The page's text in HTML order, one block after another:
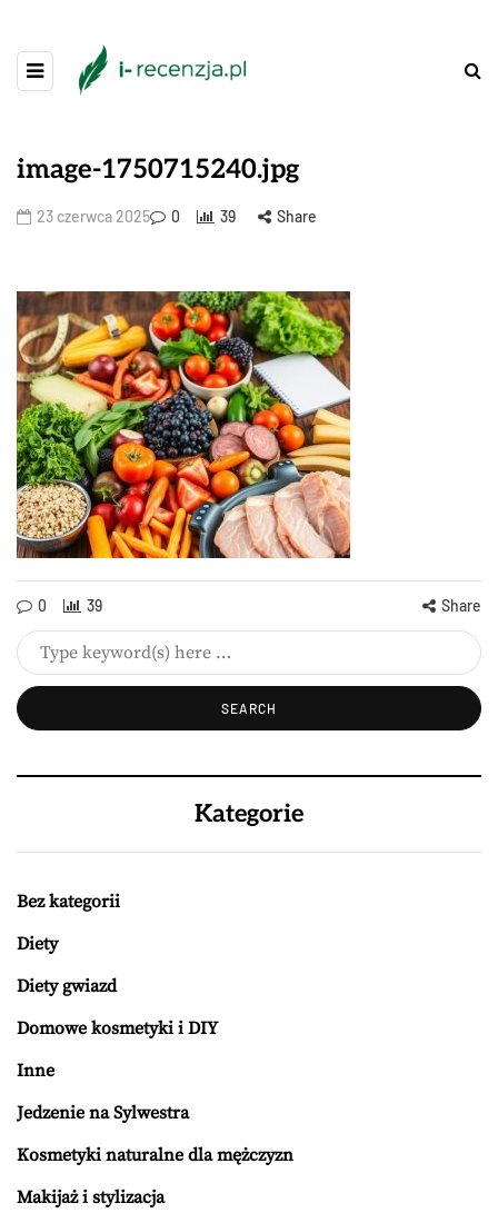
image-1750715240.jpg
23 czerwca 2025 0 39 Share
0 39 Share
Kategorie
Bez kategorii
Diety
Diety gwiazd
Domowe kosmetyki i DIY
Inne
Jedzenie na Sylwestra
Kosmetyki naturalne dla mężczyzn
Makijaż i stylizacja